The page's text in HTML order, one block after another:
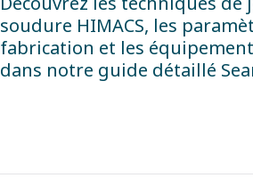
soudure HIMACS, les
fabrication et les
dans notre guide détaillé